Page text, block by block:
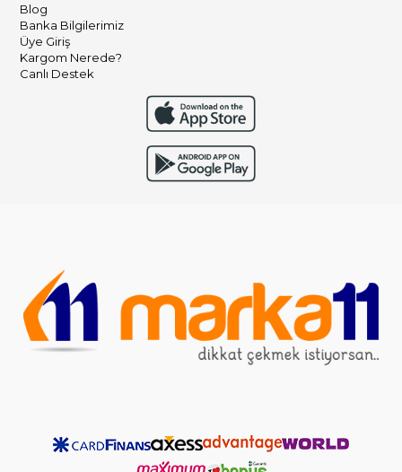
Blog
Banka Bilgilerimiz
Üye Giriş
Kargom Nerede?
Canlı Destek